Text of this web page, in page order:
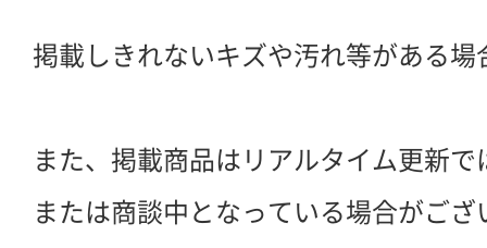
掲載しきれないキズや汚れ等がある場
また、掲載商品はリアルタイム更新
または商談中となっている場合がご